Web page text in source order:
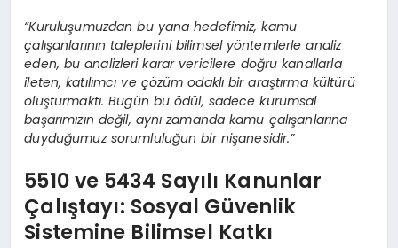
“Kuruluşumuzdan bu yana hedefimiz, kamu
çalışanlarının taleplerini bilimsel yöntemlerle analiz
eden, bu analizleri karar vericilere doğru kanallarla
ileten, katılımcı ve çözüm odaklı bir araştırma kültürü
oluşturmaktı. Bugün bu ödül, sadece kurumsal
başarımızın değil, aynı zamanda kamu çalışanlarına
duyduğumuz sorumluluğun bir nişanesidir.”
5510 ve 5434 Sayılı Kanunlar
Çalıştayı: Sosyal Güvenlik
Sistemine Bilimsel Katkı